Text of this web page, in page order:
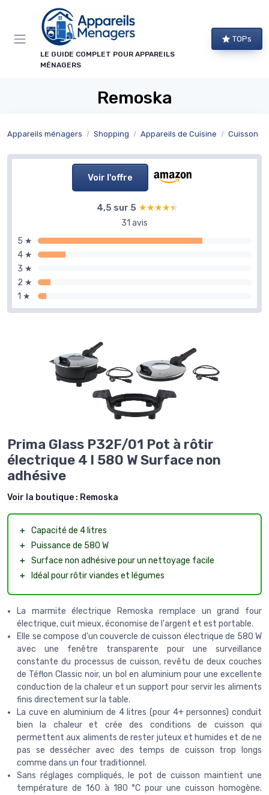
LE GUIDE COMPLET POUR APPAREILS
MÉNAGERS
TOPs
Remoska
Appareils ménagers Shopping Appareils de Cuisine Cuisson
Voir l'offre
4,5 sur 5 ★★★★★
★★★★★
31 avis
5 ★
4 ★
3 ★
2 ★
1 ★
Prima Glass P32F/01 Pot à rôtir
électrique 4 l 580 W Surface non
adhésive
Voir la boutique : Remoska
＋ Capacité de 4 litres
＋ Puissance de 580 W
＋ Surface non adhésive pour un nettoyage facile
＋ Idéal pour rôtir viandes et légumes
La marmite électrique Remoska remplace un grand four
électrique, cuit mieux, économise de l'argent et est portable.
Elle se compose d'un couvercle de cuisson électrique de 580 W
avec une fenêtre transparente pour une surveillance
constante du processus de cuisson, revêtu de deux couches
de Téflon Classic noir, un bol en aluminium pour une excellente
conduction de la chaleur et un support pour servir les aliments
finis directement sur la table.
La cuve en aluminium de 4 litres (pour 4+ personnes) conduit
bien la chaleur et crée des conditions de cuisson qui
permettent aux aliments de rester juteux et humides et de ne
pas se dessécher avec des temps de cuisson trop longs
comme dans un four traditionnel.
Sans réglages compliqués, le pot de cuisson maintient une
température de 160 à 180 °C pour une cuisson homogène.
Panneau de gestion des cookies